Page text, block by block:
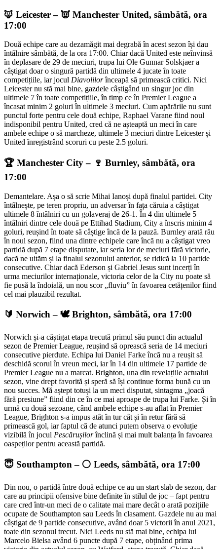
🦊 Leicester – 👿 Manchester United, sâmbătă, ora
17:00
Două echipe care au dezamăgit mai degrabă în acest sezon își dau
întâlnire sâmbătă, de la ora 17:00. Chiar dacă United este neînvinsă
în deplasare de 29 de meciuri, trupa lui Ole Gunnar Solskjaer a
câștigat doar o singură partidă din ultimele 4 jucate în toate
competițiile, iar jocul Diavolilorînceapă să primească critici. Nici
Leicester nu stă mai bine, gazdele câștigând un singur joc din
ultimele 7 în toate competițiile, în timp ce în Premier League a
încasat minim 2 goluri în ultimele 3 meciuri. Cum apărările nu sunt
punctul forte pentru cele două echipe, Raphael Varane fiind noul
indisponibil pentru United, cred că ne așteaptă un meci în care
ambele echipe o să marcheze, ultimele 3 meciuri dintre Leicester și
United înregistrând scoruri cu peste 2.5 goluri.
🏆 Manchester City – 🍷 Burnley, sâmbătă, ora
17:00
Demantelare. Așa o să scrie Mihai Ianoși după finalul partidei. City
întâlnește, pe teren propriu, un adversar în fața căruia a câștigat
ultimele 8 întâlniri cu un golaveraj de 26-1. În 4 din ultimele 5
întâlniri dintre cele două pe Ettihad Stadium, City a înscris minim 4
goluri, reușind în toate să câștige încă de la pauză. Burnley arată rău
în noul sezon, fiind una dintre echipele care încă nu a câștigat vreo
partidă după 7 etape disputate, iar seria lor de meciuri fără victorie,
dacă ne uităm și la finalul sezonului anterior, se ridică la 10 partide
consecutive. Chiar dacă Ederson și Gabriel Jesus sunt incerți în
urma meciurilor internaționale, victoria celor de la City nu poate să
fie pusă la îndoială, un nou scor „fluviu” în favoarea cetățenilor fiind
cel mai plauzibil rezultat.
🔰 Norwich – 🕊️ Brighton, sâmbătă, ora 17:00
Norwich și-a câștigat etapa trecută primul său punct din actualul
sezon de Premier League, reușind să oprească seria de 14 meciuri
consecutive pierdute. Echipa lui Daniel Farke încă nu a reușit să
deschidă scorul în vreun meci, iar în 14 din ultimele 17 partide de
Premier League nu a marcat. Brighton, una din revelațiile actualui
sezon, vine drept favorită și speră să își continue forma bună cu un
nou succes. Mă aștept totuși la un meci disputat, sintagma „joacă
fără presiune” fiind din ce în ce mai aproape de trupa lui Farke. Și în
urmă cu două sezoane, când ambele echipe s-au aflat în Premier
League, Brighton s-a impus atât în tur cât și în retur fără să
primească gol, iar faptul că de atunci putem observa o evoluție
vizibilă în jocul Pescărușilorînclină și mai mult balanța în favoarea
oaspeților pentru această partidă.
😇 Southampton – ⚪️ Leeds, sâmbătă, ora 17:00
Din nou, o partidă între două echipe ce au un start slab de sezon, dar
care au principii ofensive bine definite în stilul de joc – fapt pentru
care cred într-un meci de o calitate mai mare decât o arată pozițiile
ocupate de Southampton sau Leeds în clasament. Gazdele nu au mai
câștigat de 9 partide consecutive, având doar 5 victorii în anul 2021,
toate din sezonul trecut. Nici Leeds nu stă mai bine, echipa lui
Marcelo Bielsa având 6 puncte după 7 etape, obținând prima